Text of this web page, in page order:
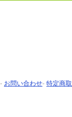
- お問い合わせ- 特定商